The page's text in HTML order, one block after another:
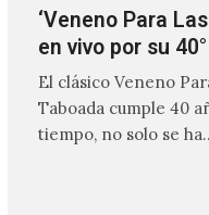
‘Veneno Para
en vivo por su
El clásico Veneno
Taboada cumple 40
tiempo, no solo se